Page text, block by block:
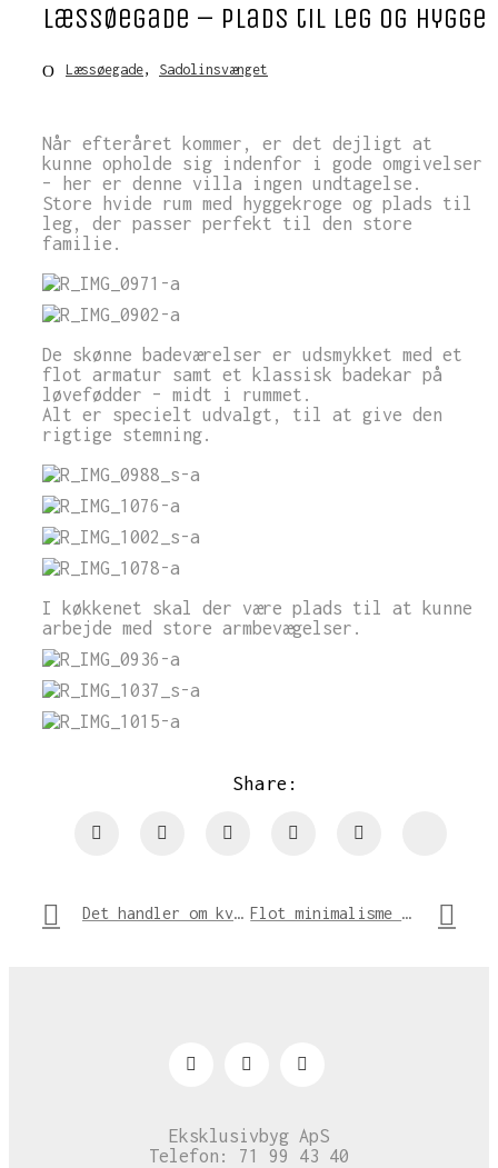
Læssøegade – plads til leg og hygge
Læssøegade, Sadolinsvænget
Når efteråret kommer, er det dejligt at
kunne opholde sig indenfor i gode omgivelser
– her er denne villa ingen undtagelse.
Store hvide rum med hyggekroge og plads til
leg, der passer perfekt til den store
familie.
De skønne badeværelser er udsmykket med et
flot armatur samt et klassisk badekar på
løvefødder – midt i rummet.
Alt er specielt udvalgt, til at give den
rigtige stemning.
I køkkenet skal der være plads til at kunne
arbejde med store armbevægelser.
Share:
Det handler om kvalitet, vision – og godt håndværk! Flot minimalisme i køkkenet
Eksklusivbyg ApS
Telefon: 71 99 43 40